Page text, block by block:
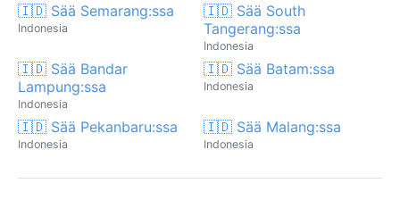
🇮🇩 Sää Semarang:ssa
Indonesia
🇮🇩 Sää South
Tangerang:ssa
Indonesia
🇮🇩 Sää Bandar
Lampung:ssa
Indonesia
🇮🇩 Sää Batam:ssa
Indonesia
🇮🇩 Sää Pekanbaru:ssa
Indonesia
🇮🇩 Sää Malang:ssa
Indonesia